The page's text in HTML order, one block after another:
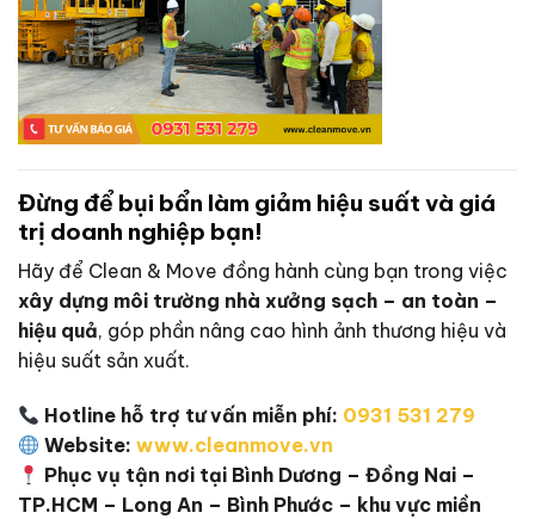
Đừng để bụi bẩn làm giảm hiệu suất và giá
trị doanh nghiệp bạn!
Hãy để Clean & Move đồng hành cùng bạn trong việc
xây dựng môi trường nhà xưởng sạch – an toàn –
hiệu quả, góp phần nâng cao hình ảnh thương hiệu và
hiệu suất sản xuất.
Hotline hỗ trợ tư vấn miễn phí: 0931 531 279
Website:www.cleanmove.vn
Phục vụ tận nơi tại Bình Dương – Đồng Nai –
TP.HCM – Long An – Bình Phước – khu vực miền